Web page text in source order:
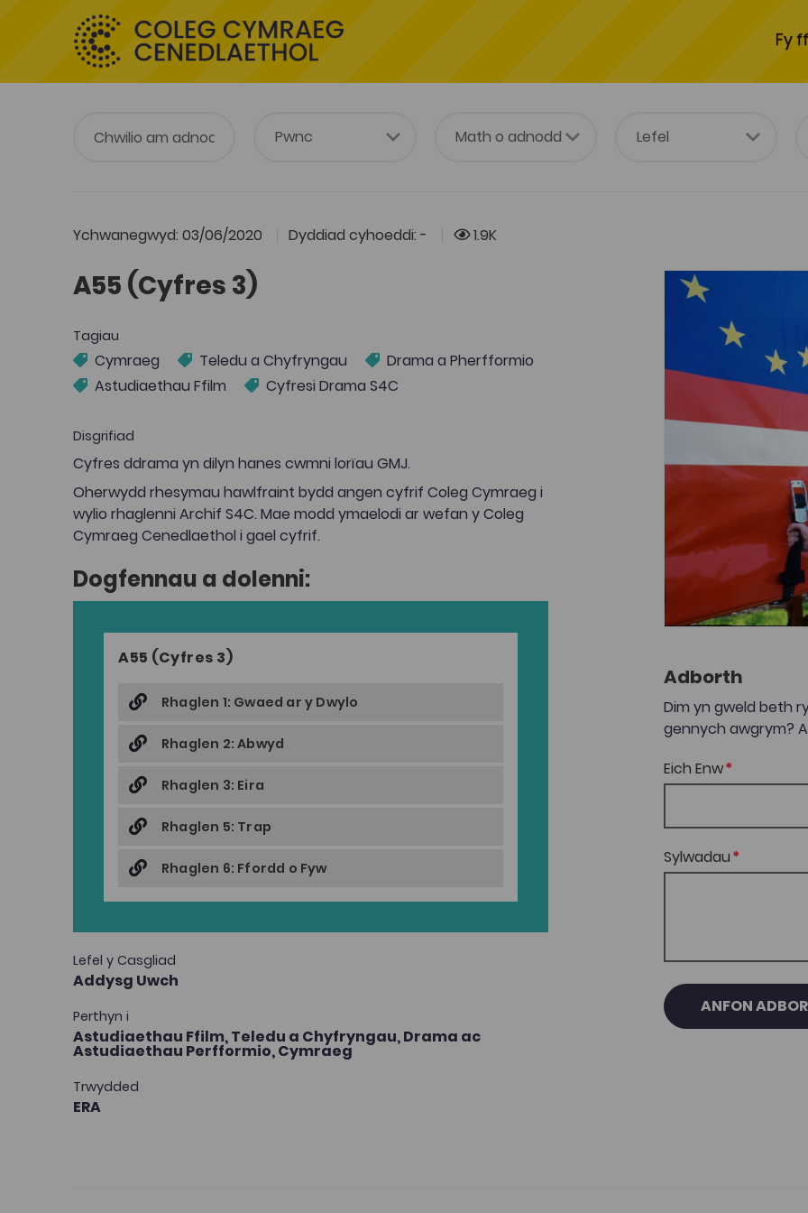
Fy
Ychwanegwyd: 03/06/2020 Dyddiad cyhoeddi: - 1.9K
A55 (Cyfres 3)
Tagiau
Cymraeg Teledu a Chyfryngau
Drama a Pherfformio
Astudiaethau Ffilm
Cyfresi Drama S4C
Disgrifiad
Cyfres ddrama yn dilyn hanes cwmni lorïau GMJ.
Oherwydd rhesymau hawlfraint bydd angen cyfrif Coleg Cymraeg i
wylio rhaglenni Archif S4C. Mae modd ymaelodi ar wefan y Coleg
Cymraeg Cenedlaethol i gael cyfrif.
Dogfennau a dolenni:
A55 (Cyfres 3)
Rhaglen 1: Gwaed ar y Dwylo
Rhaglen 2: Abwyd
Rhaglen 3: Eira
Rhaglen 5: Trap
Rhaglen 6: Ffordd o Fyw
Lefel y Casgliad
Addysg Uwch
Perthyn i
Astudiaethau Ffilm, Teledu a Chyfryngau,Drama ac
Astudiaethau Perfformio,Cymraeg
Trwydded
ERA
Adborth
Dim yn gweld beth
gennych awgrym?
Eich Enw
Sylwadau
ANFON